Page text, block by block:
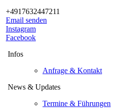
+4917632447211
Email senden
Instagram
Facebook
Infos
Anfrage & Kontakt
News & Updates
Termine & Führungen